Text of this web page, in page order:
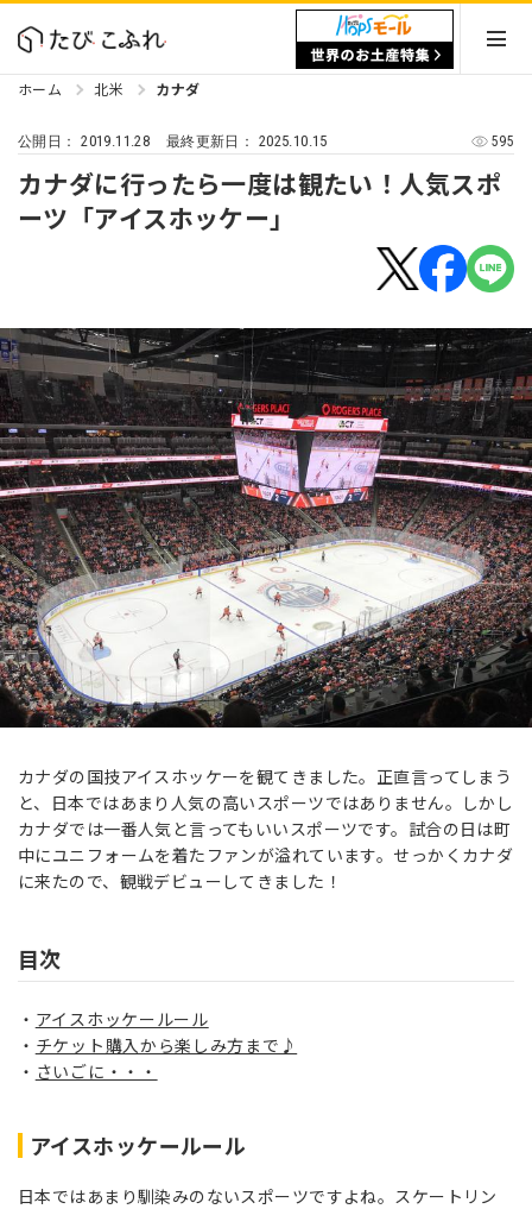
ホーム 北米 カナダ
公開日：2019.11.28 最終更新日： 2025.10.15 595
カナダに行ったら一度は観たい！人気スポ
ーツ「アイスホッケー」
カナダの国技アイスホッケーを観てきました。正直言ってしまう
と、日本ではあまり人気の高いスポーツではありません。しかし
カナダでは一番人気と言ってもいいスポーツです。試合の日は町
中にユニフォームを着たファンが溢れています。 せっかく カナダ
に来たので、観戦デビューしてきました！
目次
アイスホッケールール
チケット購入から楽しみ方まで♪
さいごに・・・
アイスホッケールール
日本ではあまり馴染みのないスポーツですよね。スケートリン